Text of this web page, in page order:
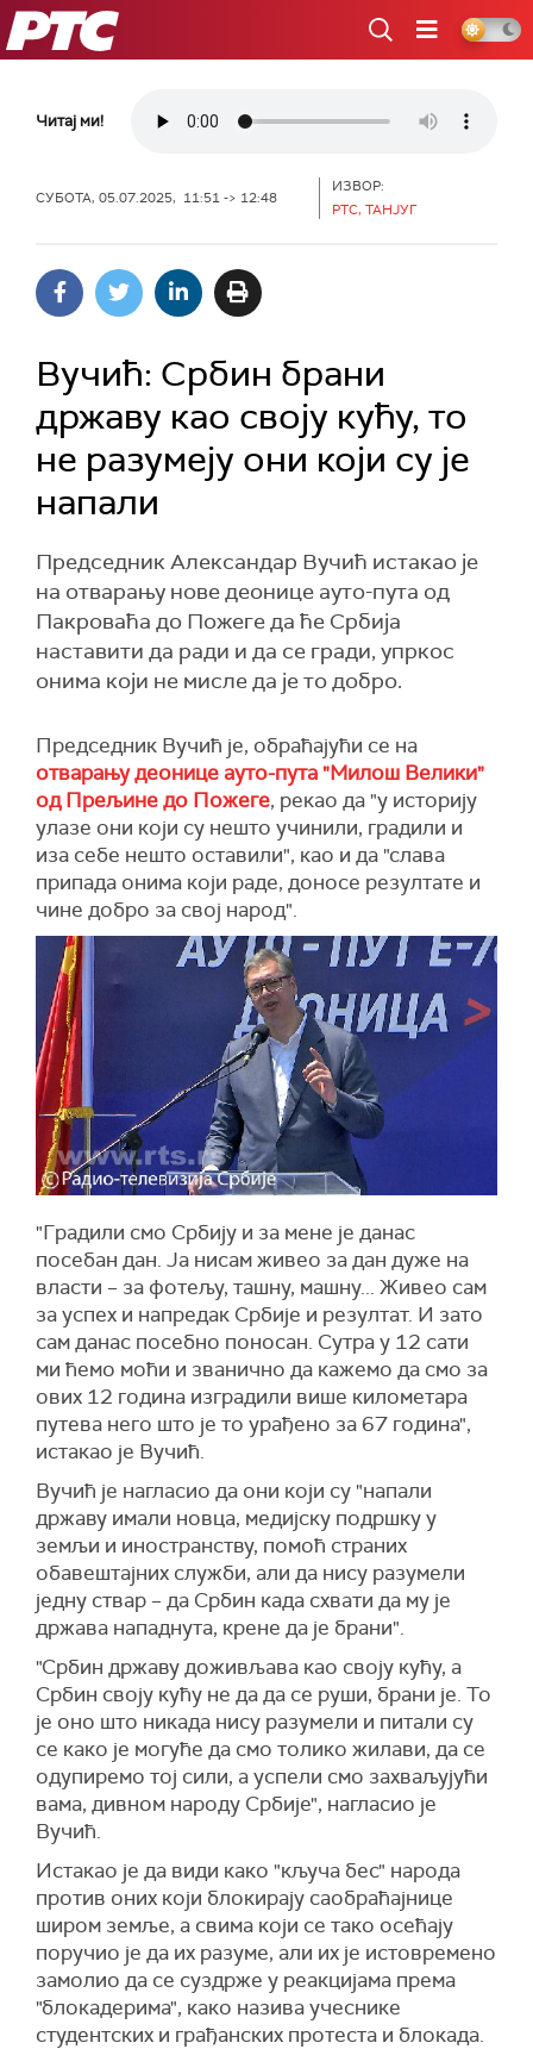
РТС
Читај ми!
СУБОТА, 05.07.2025, 11:51 -> 12:48
ИЗВОР:
РТС, ТАНЈУГ
Вучић: Србин брани
државу као своју кућу, то
не разумеју они који су је
напали
Председник Александар Вучић истакао је
на отварању нове деонице ауто-пута од
Пакроваћа до Пожеге да ће Србија
наставити да ради и да се гради, упркос
онима који не мисле да је то добро.
Председник Вучић је, обраћајући се на
отварању деонице ауто-пута "Милош Велики"
од Прељине до Пожеге, рекао да "у историју
улазе они који су нешто учинили, градили и
иза себе нешто оставили", као и да "слава
припада онима који раде, доносе резултате и
чине добро за свој народ".
"Градили смо Србију и за мене је данас
посебан дан. Ја нисам живео за дан дуже на
власти – за фотељу, ташну, машну... Живео сам
за успех и напредак Србије и резултат. И зато
сам данас посебно поносан. Сутра у 12 сати
ми ћемо моћи и званично да кажемо да смо за
ових 12 година изградили више километара
путева него што је то урађено за 67 година",
истакао је Вучић.
Вучић је нагласио да они који су "напали
државу имали новца, медијску подршку у
земљи и иностранству, помоћ страних
обавештајних служби, али да нису разумели
једну ствар – да Србин када схвати да му је
држава нападнута, крене да је брани".
"Србин државу доживљава као своју кућу, а
Србин своју кућу не да да се руши, брани је. То
је оно што никада нису разумели и питали су
се како је могуће да смо толико жилави, да се
одупиремо тој сили, а успели смо захваљујући
вама, дивном народу Србије", нагласио је
Вучић.
Истакао је да види како "кључа бес" народа
против оних који блокирају саобраћајнице
широм земље, а свима који се тако осећају
поручио је да их разуме, али их је истовремено
замолио да се суздрже у реакцијама према
"блокадерима", како назива учеснике
студентских и грађанских протеста и блокада.